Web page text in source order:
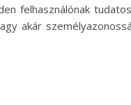
felhasználónak
akár